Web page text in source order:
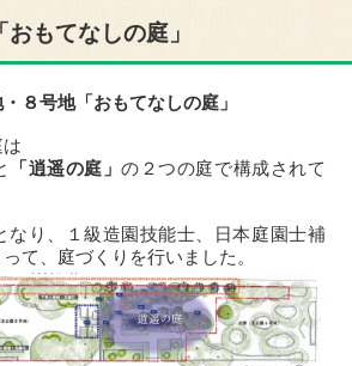
もてなしの庭」
８号地「おもてなしの庭」
「逍遥の庭」の２つの庭で構成されて
なり、１級造園技能士、日本庭園士補
て、庭づくりを行いました。